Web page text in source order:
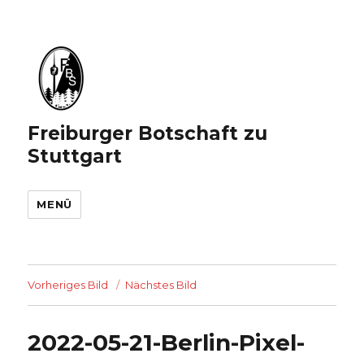
Freiburger Botschaft zu
Stuttgart
MENÜ
Vorheriges Bild Nächstes Bild
2022-05-21-Berlin-Pixel-